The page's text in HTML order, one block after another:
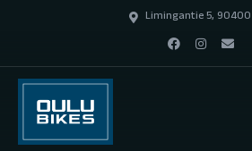
Limingantie 5, 90400